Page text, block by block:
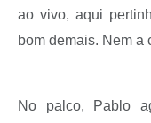
ao vivo, aqui
bom demais. Nem a
No palco, Pablo